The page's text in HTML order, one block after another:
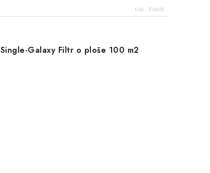
Kód: 304408
Single-Galaxy Filtr o ploše 100 m2